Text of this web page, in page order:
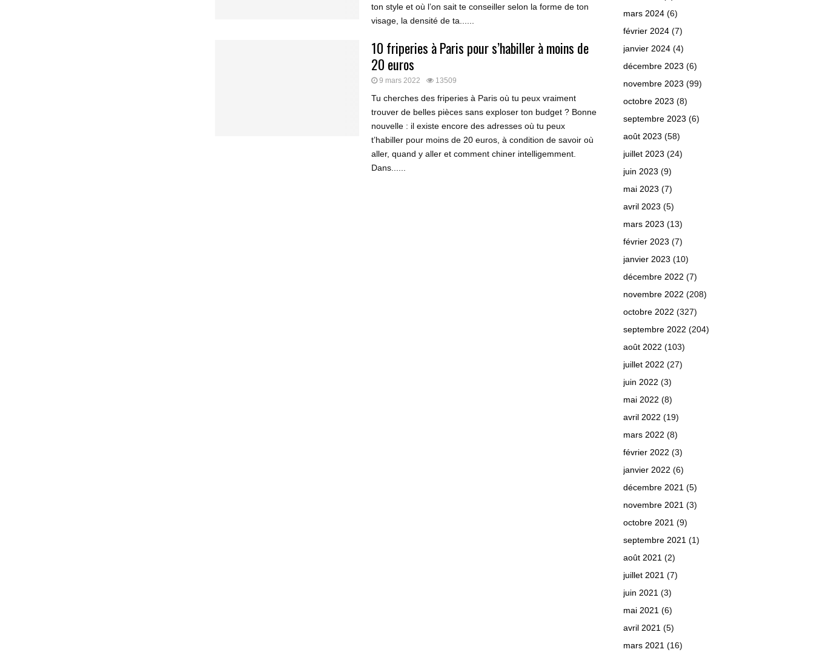
ton style et où l’on sait te conseiller selon la forme de ton
visage, la densité de ta......
10 friperies à Paris pour s’habiller à moins de
20 euros
9 mars 2022 13509
Tu cherches des friperies à Paris où tu peux vraiment
trouver de belles pièces sans exploser ton budget ? Bonne
nouvelle : il existe encore des adresses où tu peux
t’habiller pour moins de 20 euros, à condition de savoir où
aller, quand y aller et comment chiner intelligemment.
Dans......
mars 2024 (6)
février 2024 (7)
janvier 2024 (4)
décembre 2023 (6)
novembre 2023 (99)
octobre 2023 (8)
septembre 2023 (6)
août 2023 (58)
juillet 2023 (24)
juin 2023 (9)
mai 2023 (7)
avril 2023 (5)
mars 2023 (13)
février 2023 (7)
janvier 2023 (10)
décembre 2022 (7)
novembre 2022 (208)
octobre 2022 (327)
septembre 2022 (204)
août 2022 (103)
juillet 2022 (27)
juin 2022 (3)
mai 2022 (8)
avril 2022 (19)
mars 2022 (8)
février 2022 (3)
janvier 2022 (6)
décembre 2021 (5)
novembre 2021 (3)
octobre 2021 (9)
septembre 2021 (1)
août 2021 (2)
juillet 2021 (7)
juin 2021 (3)
mai 2021 (6)
avril 2021 (5)
mars 2021 (16)